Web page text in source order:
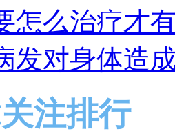
怎么治疗才
发对身体造
注排行